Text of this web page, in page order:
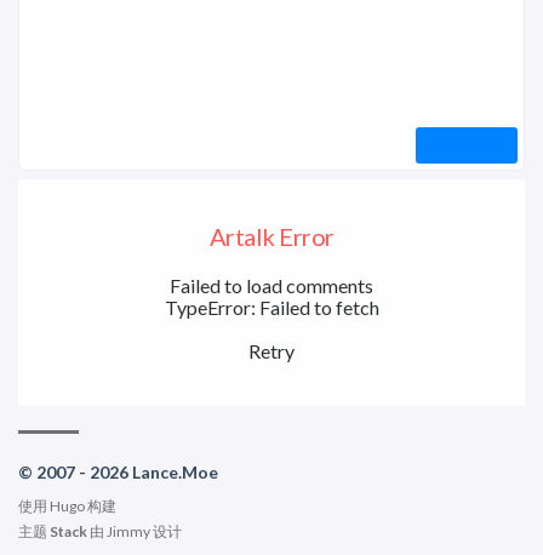
Artalk Error
Failed to load comments
TypeError: Failed to fetch
Retry
© 2007 - 2026 Lance.Moe
使用 Hugo构建
主题 Stack 由 Jimmy设计